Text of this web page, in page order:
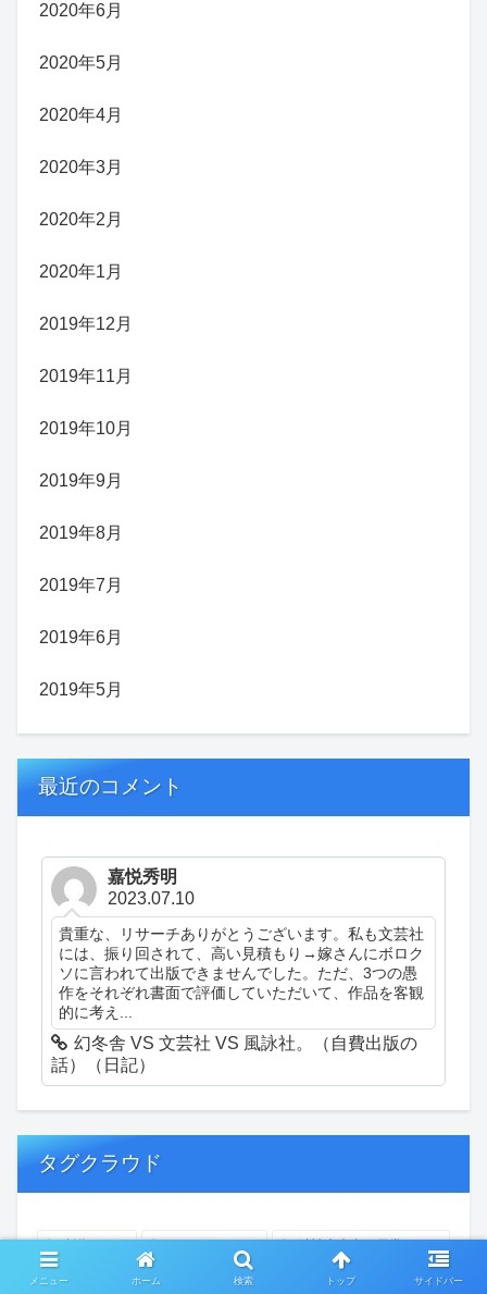
2020年6月
2020年5月
2020年4月
2020年3月
2020年2月
2020年1月
2019年12月
2019年11月
2019年10月
2019年9月
2019年8月
2019年7月
2019年6月
2019年5月
最近のコメント
嘉悦秀明
2023.07.10
貴重な、リサーチありがとうございます。私も文芸社
には、振り回されて、高い見積もり→嫁さんにボロク
ソに言われて出版できませんでした。ただ、3つの愚
作をそれぞれ書面で評価していただいて、作品を客観
的に考え...
幻冬舎 VS 文芸社 VS 風詠社。（自費出版の
話）（日記）
タグクラウド
創作 おぎゃあ 精神病患者の日常
ちょっと頭冷やそうか 一回休み ついカッとなった
メニュー ホーム 検索 トップ サイドバー